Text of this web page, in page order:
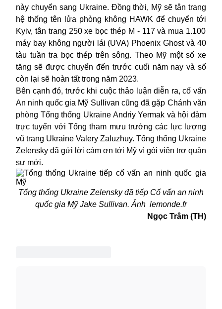
này chuyển sang Ukraine. Đồng thời, Mỹ sẽ tân trang
hệ thống tên lửa phòng không HAWK để chuyển tới
Kyiv, tân trang 250 xe bọc thép M - 117 và mua 1.100
máy bay không người lái (UVA) Phoenix Ghost và 40
tàu tuần tra bọc thép trên sông. Theo Mỹ một số xe
tăng sẽ được chuyển đến trước cuối năm nay và số
còn lại sẽ hoàn tất trong năm 2023.
Bên cạnh đó, trước khi cuộc thảo luận diễn ra, cố vấn
An ninh quốc gia Mỹ Sullivan cũng đã gặp Chánh văn
phòng Tổng thống Ukraine Andriy Yermak và hội đàm
trực tuyến với Tổng tham mưu trưởng các lực lượng
vũ trang Ukraine Valery Zaluzhuy. Tổng thống Ukraine
Zelensky đã gửi lời cảm ơn tới Mỹ vì gói viện trợ quân
sự mới.
Tổng thống Ukraine Zelensky đã tiếp Cố vấn an ninh
quốc gia Mỹ Jake Sullivan. Ảnh lemonde.fr
Ngọc Trâm (TH)